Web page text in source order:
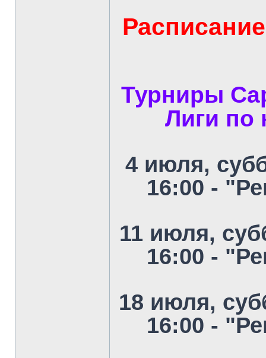
Турниры
Лиги по
4 июля,
16:00 -
11 июля,
16:00 -
18 июля,
16:00 -